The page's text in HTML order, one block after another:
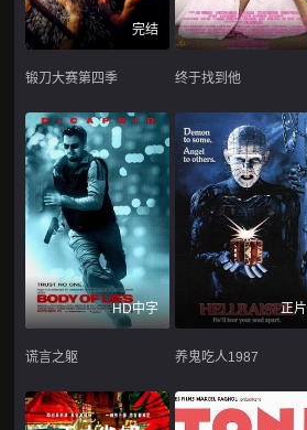
完结
锻刀大赛第四季 终于找到他
HD中字
谎言之躯
正片
养鬼吃人1987